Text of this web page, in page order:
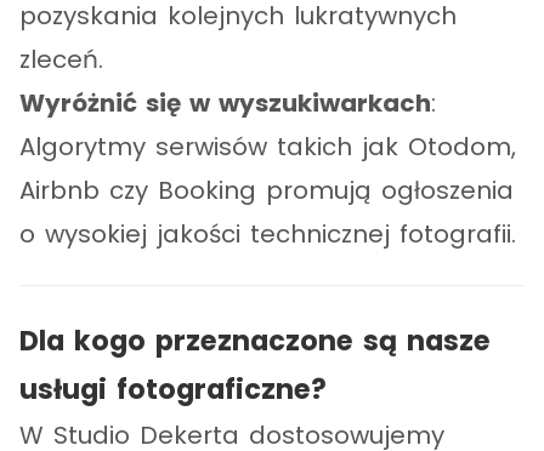
pozyskania kolejnych lukratywnych
zleceń.
Wyróżnić się w wyszukiwarkach:
Algorytmy serwisów takich jak Otodom,
Airbnb czy Booking promują ogłoszenia
o wysokiej jakości technicznej fotografii.
Dla kogo przeznaczone są nasze
usługi fotograficzne?
W Studio Dekerta dostosowujemy